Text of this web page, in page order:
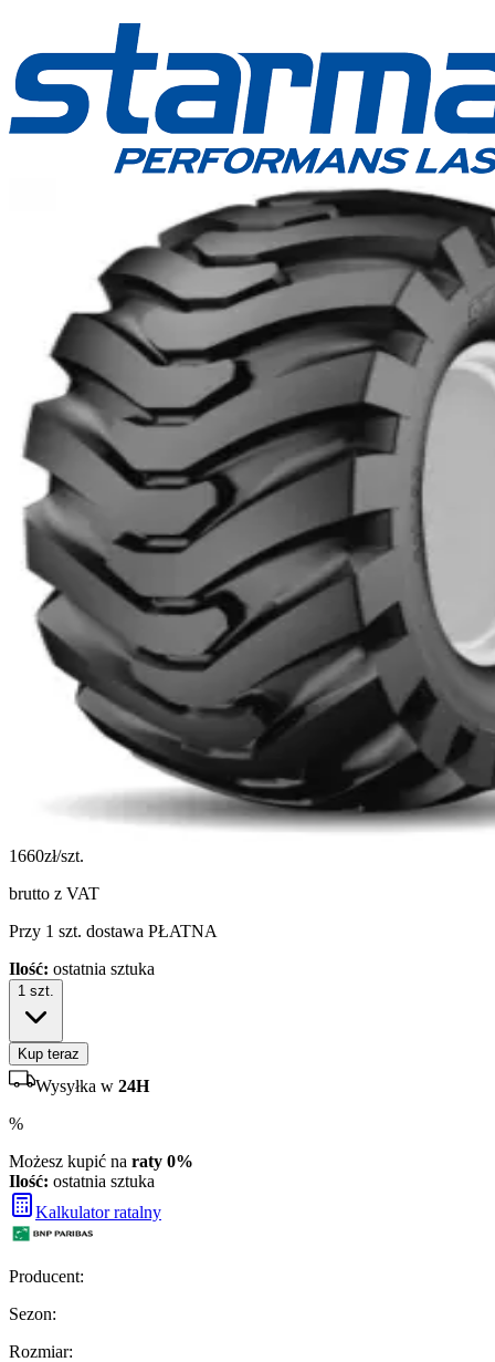
1660zł/szt.
brutto z VAT
Przy 1 szt. dostawa PŁATNA
Ilość: ostatnia sztuka
1 szt.
Kup teraz
Wysyłka w 24H
%
Możesz kupić na raty 0%
Ilość: ostatnia sztuka
Kalkulator ratalny
Producent:
Sezon:
Rozmiar: